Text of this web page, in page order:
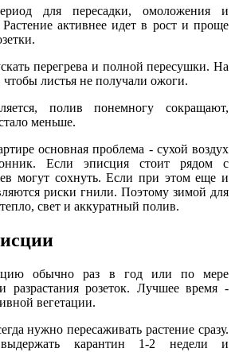
для пересадки, омоложения и
активнее идет в рост и проще
перегрева и полной пересушки. На
чтобы листья не получали ожоги.
полив понемногу сокращают,
меньше.
основная проблема - сухой воздух
Если эписция стоит рядом с
могут сохнуть. Если при этом еще и
риски гнили. Поэтому зимой для
свет и аккуратный полив.
обычно раз в год или по мере
разрастания розеток. Лучшее время -
вегетации.
нужно пересаживать растение сразу.
карантин 1-2 недели и